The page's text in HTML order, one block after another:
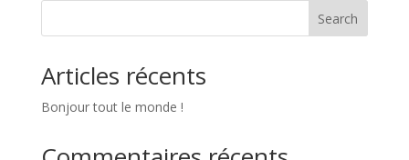
Search
Articles récents
Bonjour tout le monde !